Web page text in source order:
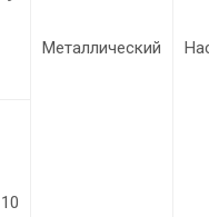
Металлический
10